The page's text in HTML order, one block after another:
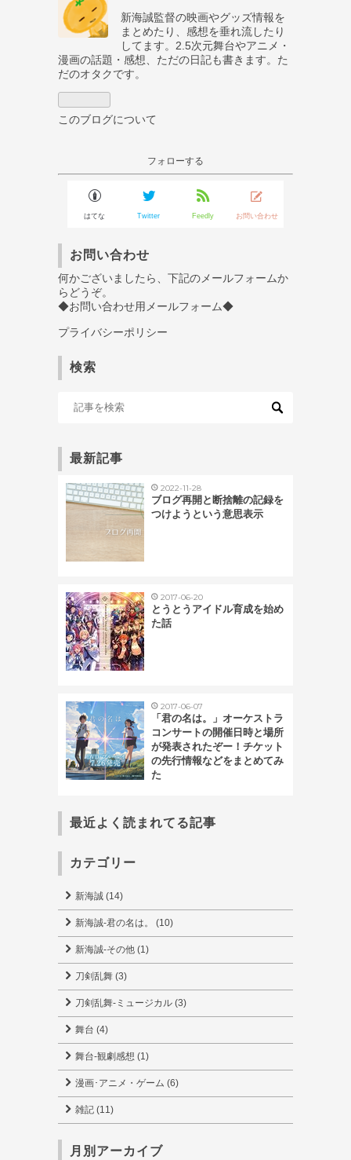
ログ
Pro
新海誠監督の映画やグッズ情報を
まとめたり、感想を垂れ流したり
してます。2.5次元舞台やアニメ・
漫画の話題・感想、ただの日記も書きます。た
だのオタクです。
このブログについて
フォローする
はてな Twitter Feedly お問い合わせ
お問い合わせ
何かございましたら、下記のメールフォームか
らどうぞ。
◆お問い合わせ用メールフォーム◆
プライバシーポリシー
検索
最新記事
2022-11-28
ブログ再開と断捨離の記録を
つけようという意思表示
2017-06-20
とうとうアイドル育成を始め
た話
2017-06-07
「君の名は。」オーケストラ
コンサートの開催日時と場所
が発表されたぞー！チケット
の先行情報などをまとめてみ
た
最近よく読まれてる記事
カテゴリー
新海誠 (14)
新海誠-君の名は。 (10)
新海誠-その他 (1)
刀剣乱舞 (3)
刀剣乱舞-ミュージカル (3)
舞台 (4)
舞台-観劇感想 (1)
漫画･アニメ・ゲーム (6)
雑記 (11)
月別アーカイブ